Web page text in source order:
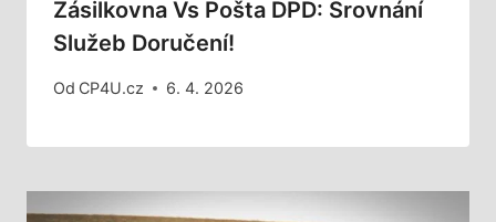
Zásilkovna Vs Pošta DPD: Srovnání
Služeb Doručení!
Od CP4U.cz 6. 4. 2026